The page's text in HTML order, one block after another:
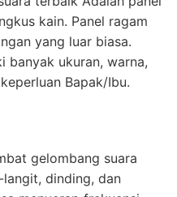
kain. Panel ragam
yang luar biasa.
banyak ukuran, warna,
Bapak/Ibu.
gelombang suara
dinding, dan